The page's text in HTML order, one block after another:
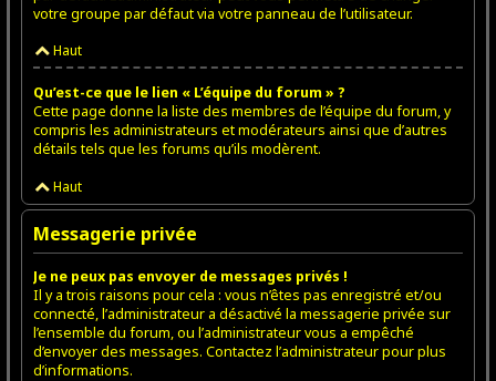
votre groupe par défaut via votre panneau de l’utilisateur.
Haut
Qu’est-ce que le lien « L’équipe du forum » ?
Cette page donne la liste des membres de l’équipe du forum, y
compris les administrateurs et modérateurs ainsi que d’autres
détails tels que les forums qu’ils modèrent.
Haut
Messagerie privée
Je ne peux pas envoyer de messages privés !
Il y a trois raisons pour cela : vous n’êtes pas enregistré et/ou
connecté, l’administrateur a désactivé la messagerie privée sur
l’ensemble du forum, ou l’administrateur vous a empêché
d’envoyer des messages. Contactez l’administrateur pour plus
d’informations.